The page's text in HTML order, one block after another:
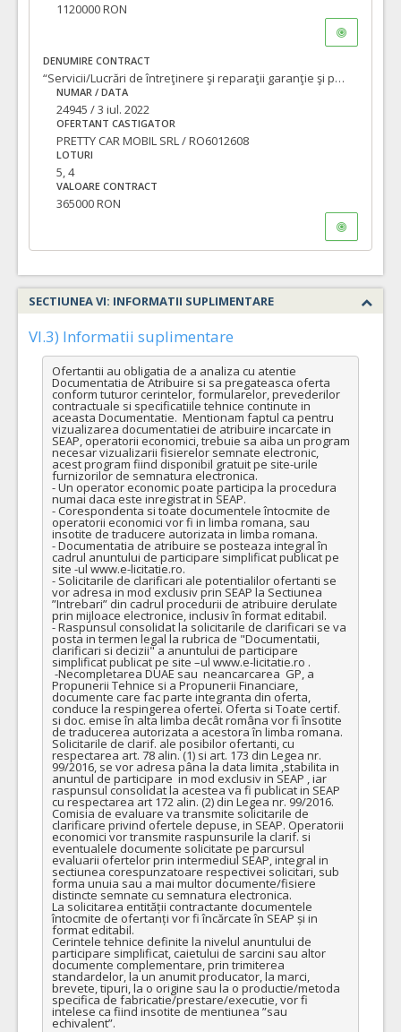
1120000 RON
DENUMIRE CONTRACT
“Servicii/Lucrări de întreţinere şi reparaţii garanţie şi postgaranţie a autovehiculelor si echipamentelor conexe” lotizat, din dotarea S.C. COMPANIA DE APĂ ORADEA S.A. –loturile 1, 2, 3, 4 si 5 - LOTUL 4 - Utilaje Terex-Mecalac, Venieri, ausa, Komatsu, Locust, Caterpilar, De Werk, Draglina, Tractor si LOTUL 5 - Motocicluri Peugeot, Piaggio.
NUMAR / DATA
24945 / 3 iul. 2022
OFERTANT CASTIGATOR
PRETTY CAR MOBIL SRL / RO6012608
LOTURI
5, 4
VALOARE CONTRACT
365000 RON
SECTIUNEA VI: INFORMATII SUPLIMENTARE
VI.3) Informatii suplimentare
Ofertantii au obligatia de a analiza cu atentie
Documentatia de Atribuire si sa pregateasca oferta
conform tuturor cerintelor, formularelor, prevederilor
contractuale si specificatiile tehnice continute in
aceasta Documentatie.  Mentionam faptul ca pentru
vizualizarea documentatiei de atribuire incarcate in
SEAP, operatorii economici, trebuie sa aiba un program
necesar vizualizarii fisierelor semnate electronic,
acest program fiind disponibil gratuit pe site-urile
furnizorilor de semnatura electronica.
- Un operator economic poate participa la procedura
numai daca este inregistrat in SEAP.
- Corespondenta si toate documentele întocmite de
operatorii economici vor fi in limba romana, sau
insotite de traducere autorizata in limba romana.
- Documentatia de atribuire se posteaza integral în
cadrul anuntului de participare simplificat publicat pe
site -ul www.e-licitatie.ro.
- Solicitarile de clarificari ale potentialilor ofertanti se
vor adresa in mod exclusiv prin SEAP la Sectiunea
”Intrebari” din cadrul procedurii de atribuire derulate
prin mijloace electronice, inclusiv în format editabil.
- Raspunsul consolidat la solicitarile de clarificari se va
posta in termen legal la rubrica de "Documentatii,
clarificari si decizii" a anuntului de participare
simplificat publicat pe site –ul www.e-licitatie.ro .
Propunerii Tehnice si a Propunerii Financiare,
documente care fac parte integranta din oferta,
conduce la respingerea ofertei. Oferta si Toate certif.
si doc. emise în alta limba decât româna vor fi însotite
de traducerea autorizata a acestora în limba romana.
Solicitarile de clarif. ale posibilor ofertanti, cu
respectarea art. 78 alin. (1) si art. 173 din Legea nr.
99/2016, se vor adresa pâna la data limita ,stabilita in
anuntul de participare  in mod exclusiv in SEAP , iar
raspunsul consolidat la acestea va fi publicat in SEAP
cu respectarea art 172 alin. (2) din Legea nr. 99/2016.
Comisia de evaluare va transmite solicitarile de
clarificare privind ofertele depuse, in SEAP. Operatorii
economici vor transmite raspunsurile la clarif. si
eventualele documente solicitate pe parcursul
evaluarii ofertelor prin intermediul SEAP, integral in
sectiunea corespunzatoare respectivei solicitari, sub
forma unuia sau a mai multor documente/fisiere
distincte semnate cu semnatura electronica.
La solicitarea entității contractante documentele
întocmite de ofertanți vor fi încărcate în SEAP și in
format editabil.
Cerintele tehnice definite la nivelul anuntului de
participare simplificat, caietului de sarcini sau altor
documente complementare, prin trimiterea
standardelor, la un anumit producator, la marci,
brevete, tipuri, la o origine sau la o productie/metoda
specifica de fabricatie/prestare/executie, vor fi
intelese ca fiind insotite de mentiunea ”sau
echivalent”.